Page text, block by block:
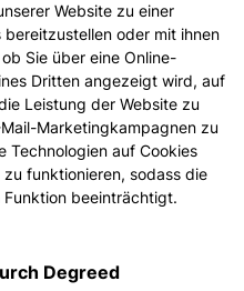
Website zu einer
oder mit ihnen
Sie über eine Online-
Dritten angezeigt wird, auf
Leistung der Website zu
Marketingkampagnen zu
Technologien auf Cookies
funktionieren, sodass die
beeinträchtigt.
Degreed